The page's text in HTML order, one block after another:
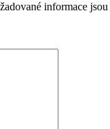
informace jsou